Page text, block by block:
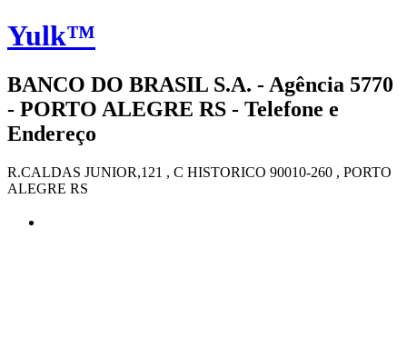
Yulk™
BANCO DO BRASIL S.A. - Agência 5770
- PORTO ALEGRE RS - Telefone e
Endereço
R.CALDAS JUNIOR,121 , C HISTORICO 90010-260 , PORTO
ALEGRE RS